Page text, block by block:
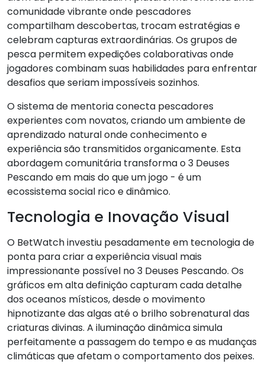
comunidade vibrante onde pescadores
compartilham descobertas, trocam estratégias e
celebram capturas extraordinárias. Os grupos de
pesca permitem expedições colaborativas onde
jogadores combinam suas habilidades para enfrentar
desafios que seriam impossíveis sozinhos.
O sistema de mentoria conecta pescadores
experientes com novatos, criando um ambiente de
aprendizado natural onde conhecimento e
experiência são transmitidos organicamente. Esta
abordagem comunitária transforma o 3 Deuses
Pescando em mais do que um jogo - é um
ecossistema social rico e dinâmico.
Tecnologia e Inovação Visual
O BetWatch investiu pesadamente em tecnologia de
ponta para criar a experiência visual mais
impressionante possível no 3 Deuses Pescando. Os
gráficos em alta definição capturam cada detalhe
dos oceanos místicos, desde o movimento
hipnotizante das algas até o brilho sobrenatural das
criaturas divinas. A iluminação dinâmica simula
perfeitamente a passagem do tempo e as mudanças
climáticas que afetam o comportamento dos peixes.